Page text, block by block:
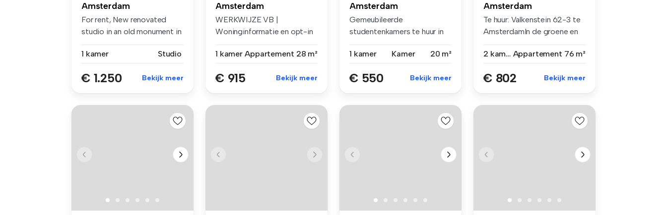
Amsterdam
For rent, New renovated
studio in an old monument in
1 kamer
Studio
€ 1.250 Bekijk meer
Amsterdam
WERKWIJZE VB |
Woninginformatie en opt-in
1 kamer Appartement 28 m²
€ 915 Bekijk meer
Amsterdam
Gemeubileerde
studentenkamers te huur in
1 kamer
Kamer 20 m²
€ 550 Bekijk meer
Amsterdam
Te huur: Valkenstein 62-3 te
AmsterdamIn de groene en
2 kamers Appartement 76 m²
€ 802 Bekijk meer